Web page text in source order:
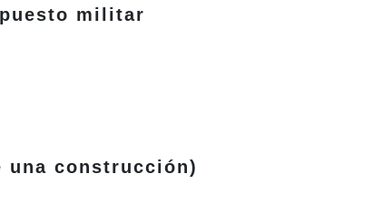
militar
una construcción)